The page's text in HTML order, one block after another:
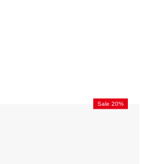
Sale 20%